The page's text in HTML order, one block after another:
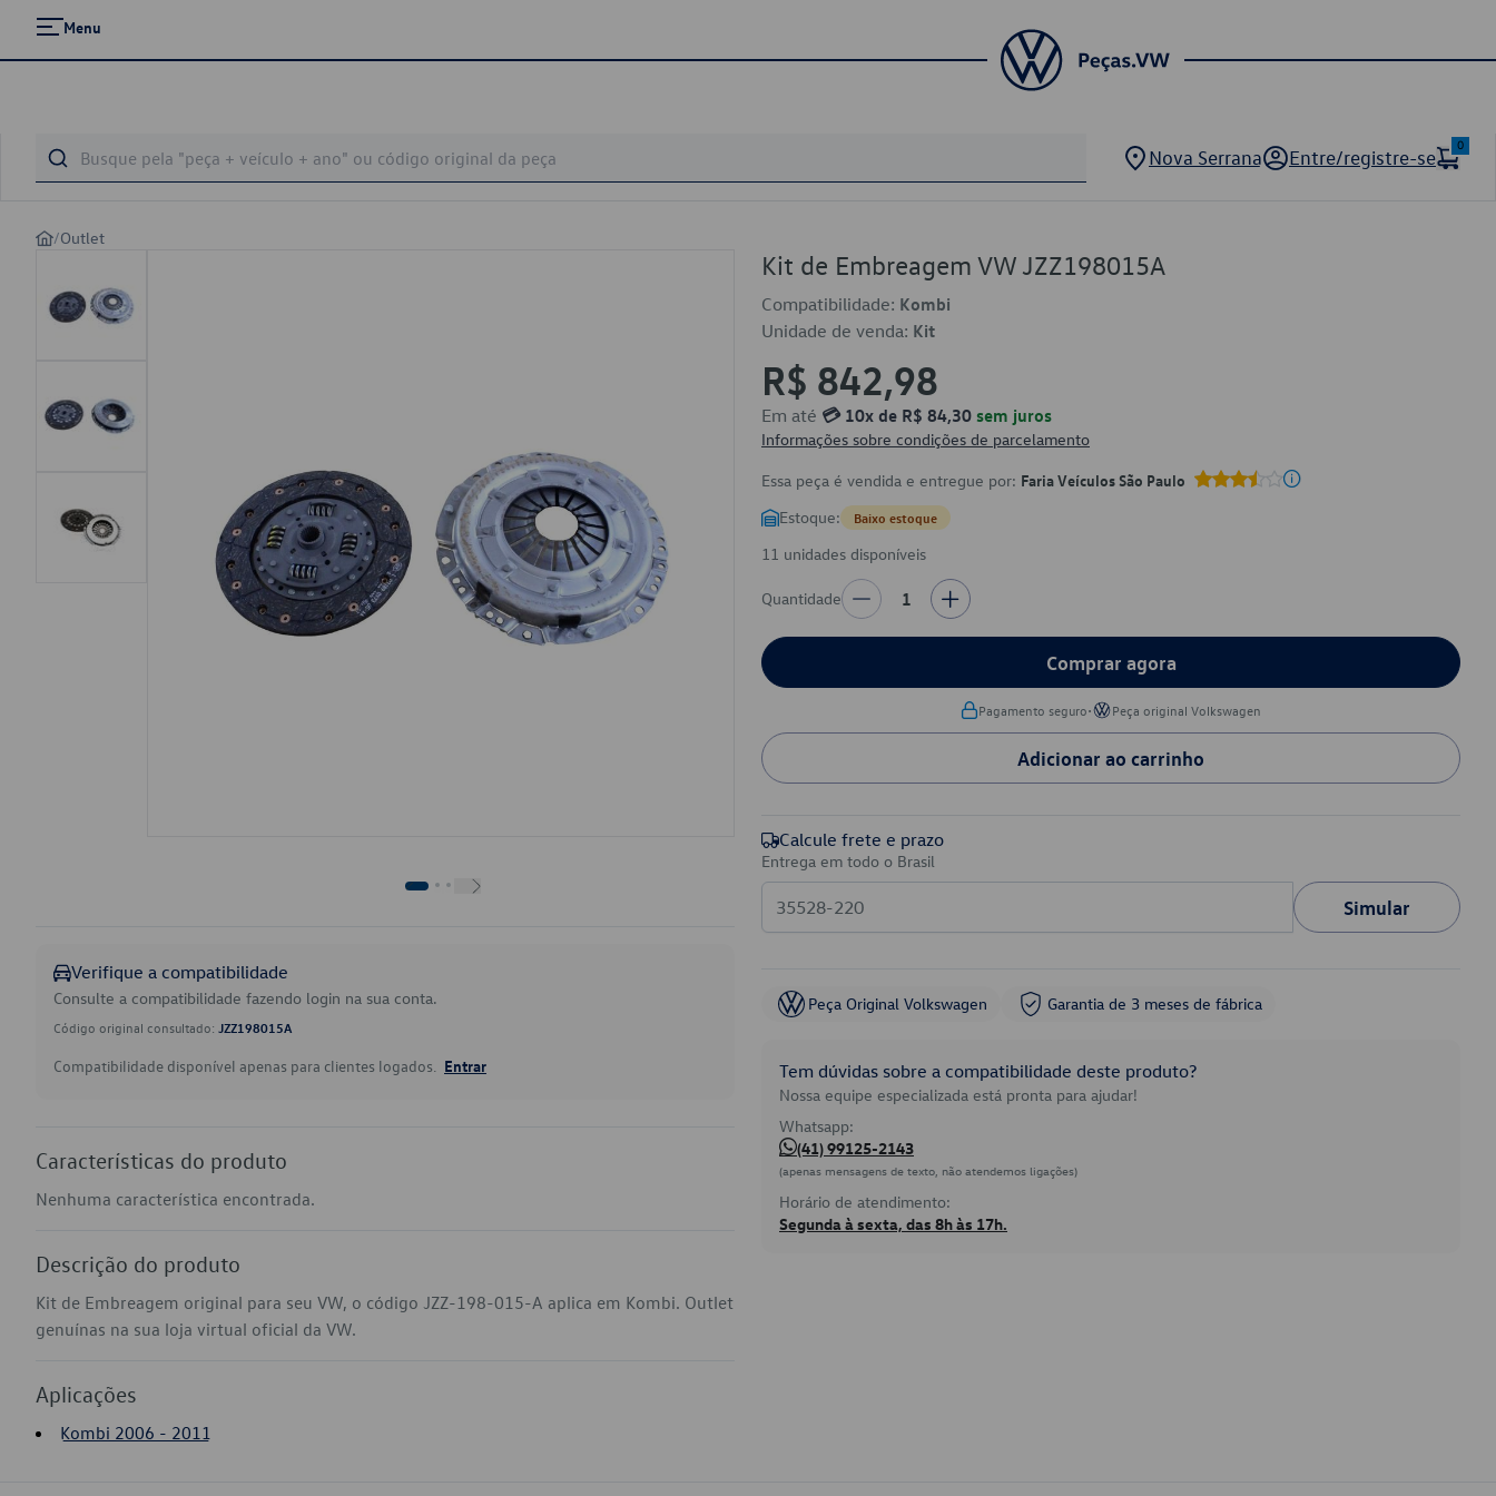
Menu
Nova Serrana Entre/registre-se
0
/Outlet
Verifique a compatibilidade
Consulte a compatibilidade fazendo login na sua conta.
Código original consultado: JZZ198015A
Compatibilidade disponível apenas para clientes logados. Entrar
Características do produto
Nenhuma característica encontrada.
Descrição do produto
Kit de Embreagem original para seu VW, o código JZZ-198-015-A aplica em Kombi. Outlet
genuínas na sua loja virtual oficial da VW.
Aplicações
Kombi 2006 - 2011
Kit de Embreagem VW JZZ198015A
Compatibilidade: Kombi
Unidade de venda: Kit
R$ 842,98
Em até 💳 10x de R$ 84,30 sem juros
Informações sobre condições de parcelamento
Essa peça é vendida e entregue por: Faria Veículos São Paulo
Estoque: Baixo estoque
11 unidades disponíveis
Quantidade 1
Comprar agora
Pagamento seguro• Peça original Volkswagen
Adicionar ao carrinho
Calcule frete e prazo
Entrega em todo o Brasil
Simular
Peça Original Volkswagen Garantia de 3 meses de fábrica
Tem dúvidas sobre a compatibilidade deste produto?
Nossa equipe especializada está pronta para ajudar!
Whatsapp:
(41) 99125-2143
(apenas mensagens de texto, não atendemos ligações)
Horário de atendimento:
Segunda à sexta, das 8h às 17h.